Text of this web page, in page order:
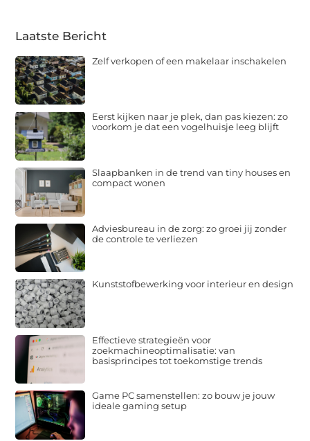
Laatste Bericht
Zelf verkopen of een makelaar inschakelen
Eerst kijken naar je plek, dan pas kiezen: zo
voorkom je dat een vogelhuisje leeg blijft
Slaapbanken in de trend van tiny houses en
compact wonen
Adviesbureau in de zorg: zo groei jij zonder
de controle te verliezen
Kunststofbewerking voor interieur en design
Effectieve strategieën voor
zoekmachineoptimalisatie: van
basisprincipes tot toekomstige trends
Game PC samenstellen: zo bouw je jouw
ideale gaming setup